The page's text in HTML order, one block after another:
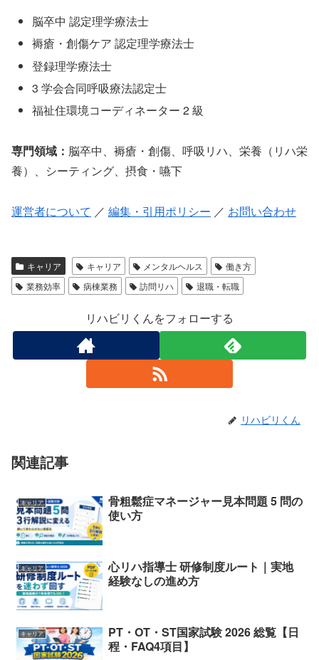
脳卒中 認定理学療法士
褥瘡・創傷ケア 認定理学療法士
登録理学療法士
3 学会合同呼吸療法認定士
福祉住環境コーディネーター 2 級
専門領域： 脳卒中、褥瘡・創傷、呼吸リハ、栄養（リハ栄
養）、シーティング、摂食・嚥下
運営者について ／ 編集・引用ポリシー ／ お問い合わせ
キャリア キャリア メンタルヘルス
働き方
業務効率
病棟業務 訪問リハ 退職・転職
リハビリくんをフォローする
リハビリくん
関連記事
キャリア
骨粗鬆症マネージャー見本問題 5 問の
使い方
キャリア
心リハ指導士 研修制度ルート｜実地
経験なしの進め方
キャリア
PT・OT・ST国家試験 2026 総覧【日
程・FAQ4項目】